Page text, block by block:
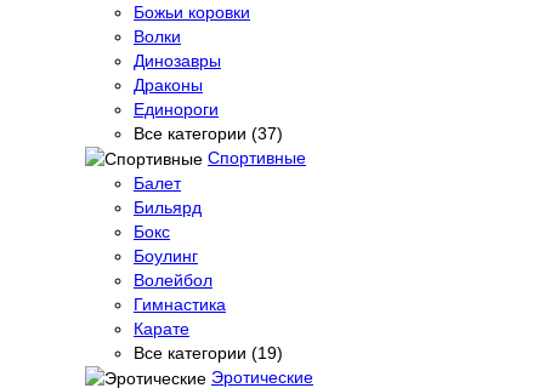
Божьи коровки
Волки
Динозавры
Драконы
Единороги
Все категории (37)
Спортивные
Балет
Бильярд
Бокс
Боулинг
Волейбол
Гимнастика
Карате
Все категории (19)
Эротические